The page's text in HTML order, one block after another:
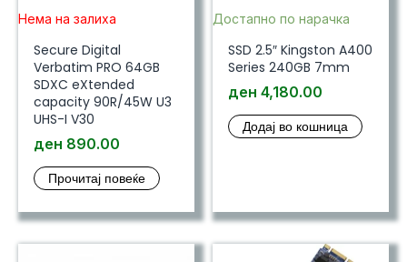
Нема на залиха
Secure Digital
Verbatim PRO 64GB
SDXC eXtended
capacity 90R/45W U3
UHS-I V30
ден 890.00
Прочитај повеќе
Достапно по нарачка
SSD 2.5″ Kingston A400
Series 240GB 7mm
ден 4,180.00
Додај во кошница